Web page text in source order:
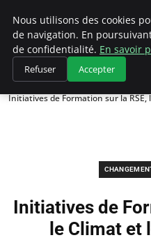
Accueil
Changements climatiques
Initiatives de Formation sur la
Initiatives de
le Climat
Nous utilisons des cookies
de navigation. En
de confidentialité. En savoir
Refuser Accepter